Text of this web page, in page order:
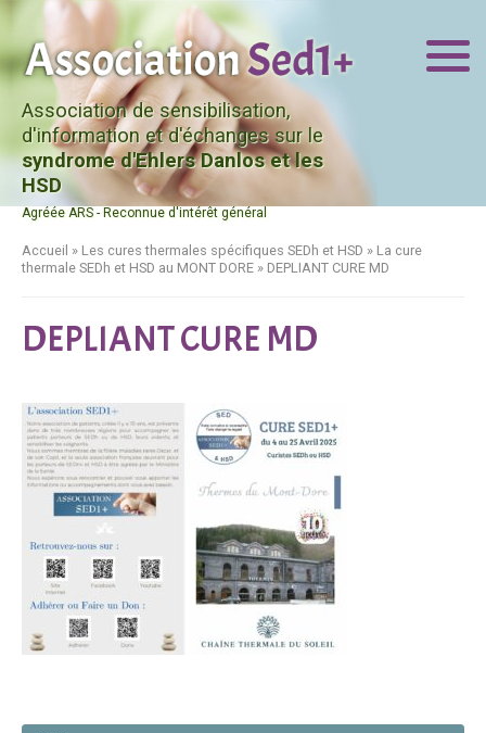
Association de sensibilisation,
d'information et d'échanges sur le
syndrome d'Ehlers Danlos et les
HSD
Agréée ARS - Reconnue d'intérêt général
Accueil » Les cures thermales spécifiques SEDh et HSD » La cure
thermale SEDh et HSD au MONT DORE » DEPLIANT CURE MD
DEPLIANT CURE MD